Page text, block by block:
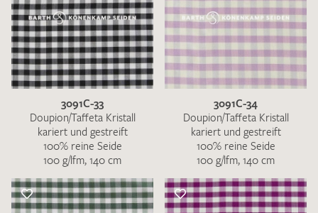
3091C-33
Doupion/Taffeta Kristall
kariert und gestreift
100% reine Seide
100 g/lfm, 140 cm
3091C-34
Doupion/Taffeta Kristall
kariert und gestreift
100% reine Seide
100 g/lfm, 140 cm